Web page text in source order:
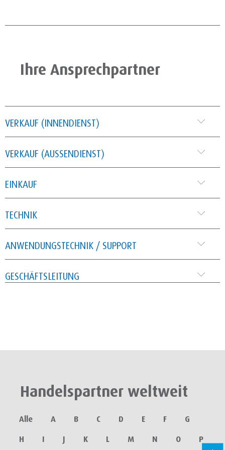
Ihre Ansprechpartner
VERKAUF (INNENDIENST)
VERKAUF (AUSSENDIENST)
EINKAUF
TECHNIK
ANWENDUNGSTECHNIK / SUPPORT
GESCHÄFTSLEITUNG
Handelspartner weltweit
Alle A B C D E F
G
H
I J K L M N O
P